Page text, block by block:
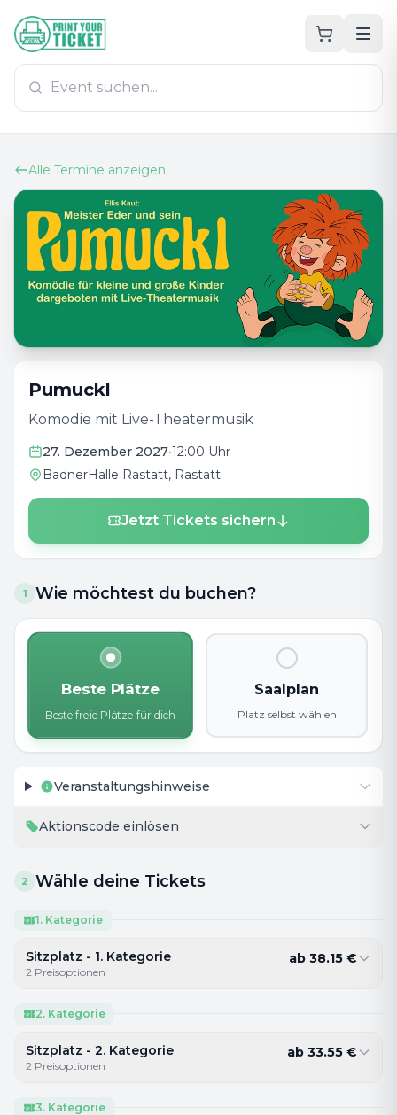
Zum Hauptinhalt
PrintYourTicket
Alle Termine anzeigen
Pumuckl
Komödie mit Live-Theatermusik
27. Dezember 2027•12:00 Uhr
BadnerHalle Rastatt, Rastatt
Jetzt Tickets sichern
1 Wie möchtest du buchen?
Beste Plätze
Beste freie Plätze für dich
Saalplan
Platz selbst wählen
Veranstaltungshinweise
Aktionscode einlösen
2 Wähle deine Tickets
1. Kategorie
Sitzplatz - 1. Kategorie
2 Preisoptionen
ab 38.15 €
2. Kategorie
Sitzplatz - 2. Kategorie
2 Preisoptionen
ab 33.55 €
3. Kategorie